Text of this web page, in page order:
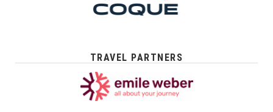
TRAVEL PARTNERS